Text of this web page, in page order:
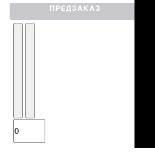
ПРЕДЗАКАЗ